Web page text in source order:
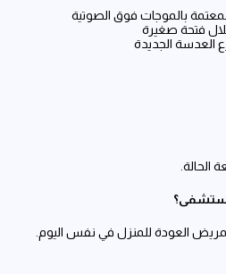
بالموجات فوق الصوتية
فتحة صغيرة
العدسة الجديدة
الحالة.
العودة للمنزل في نفس اليوم.